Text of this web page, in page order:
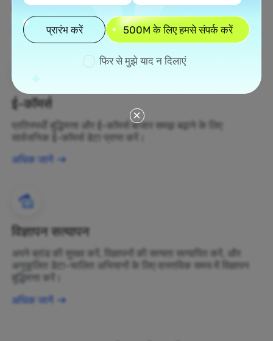
अधिक जानें
ई-कॉमर्स
प्रतिस्पर्धी बुद्धिमत्ता और ई-कॉमर्स बाजार समझ बढ़ाने के लिए
सार्वजनिक ई-कॉमर्स डेटा प्राप्त करें।
अधिक जानें
विज्ञापन सत्यापन
अपने ब्रांड की सुरक्षा करें, विज्ञापनों की सत्यता सत्यापित करें, और
अनुकूलित डेटा-चालित अभियानों के लिए वास्तविक समय में विज्ञापन
बुद्धिमत्ता करें।
अधिक जानें
प्रारंभ करें 500M के लिए हमसे संपर्क करें
फिर से मुझे याद न दिलाएं